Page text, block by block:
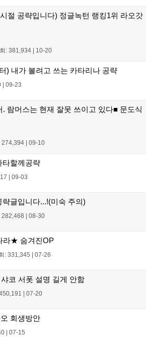
절 공략입니다) 정글녹턴 랭킹1위 라오갓
: 381,934 10-20
) 내가 볼려고 쓰는 카타리나 공략
09-23
. 람머스는 현재 잘못 쓰이고 있다■ 문도식
274,394 | 09-10
타할께공략
| 09-03
략글입니다...!(미숙 주의)
282,468 | 08-30
라★ 숨겨진OP
: 331,345 | 07-26
코 서폿 설명 길게 안함
| 07-20
회생방안
| 07-15